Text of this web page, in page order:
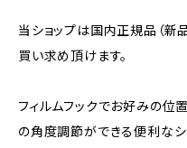
当ショップは国内正規品（新
買い求め頂けます。
フィルムフックでお好みの位
の角度調節ができる便利なシ